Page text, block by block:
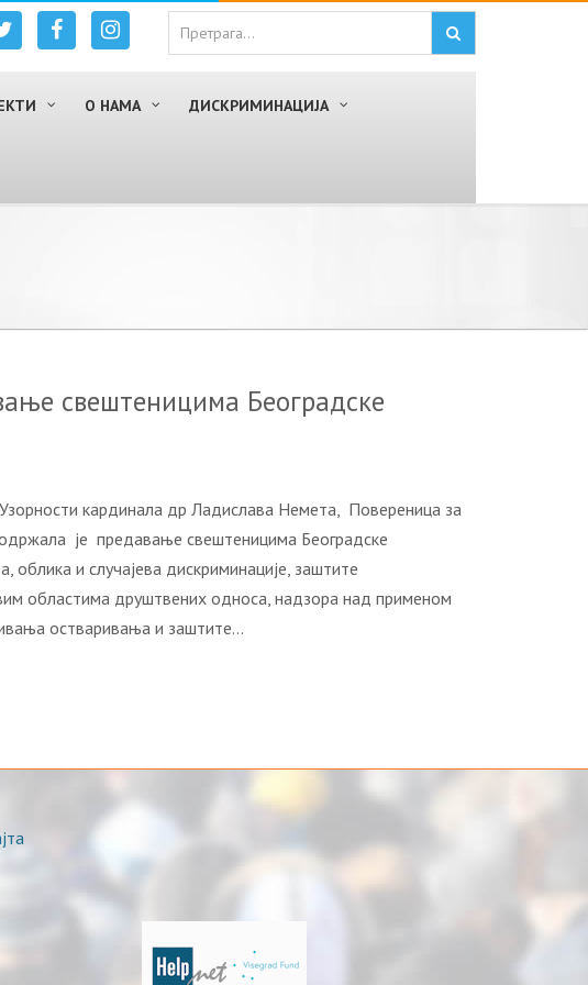
О НАМА ДИСКРИМИНАЦИЈА
свештеницима Београдске
кардинала др Ладислава Немета, Повереница за
је предавање свештеницима Београдске
облика и случајева дискриминације, заштите
областима друштвених односа, надзора над применом
остваривања и заштите…